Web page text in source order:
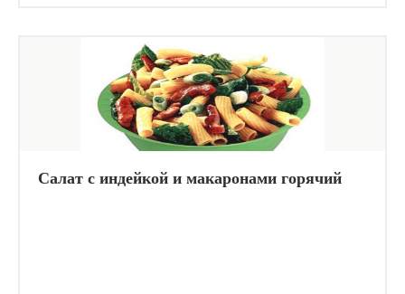
Салат с индейкой и макаронами горячий